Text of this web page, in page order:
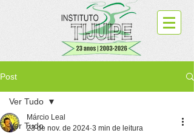
Post
Ver Tudo
Ver Tudo
Márcio Leal
23 de nov. de 2024 3 min de leitura